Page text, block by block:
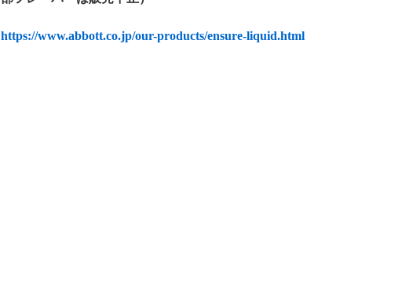
https://www.abbott.co.jp/our-products/ensure-liquid.html